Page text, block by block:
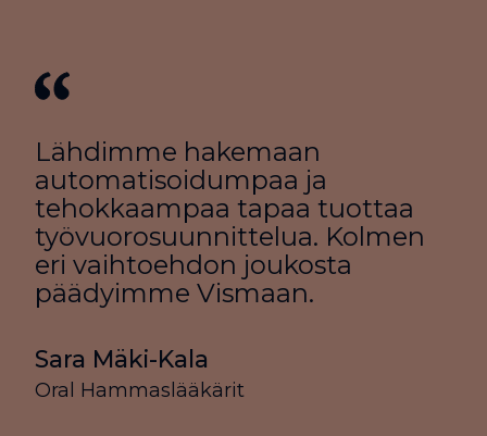
Lähdimme hakemaan
automatisoidumpaa ja
tehokkaampaa tapaa tuottaa
työvuorosuunnittelua. Kolmen
eri vaihtoehdon joukosta
päädyimme Vismaan.
Sara Mäki-Kala
Oral Hammaslääkärit